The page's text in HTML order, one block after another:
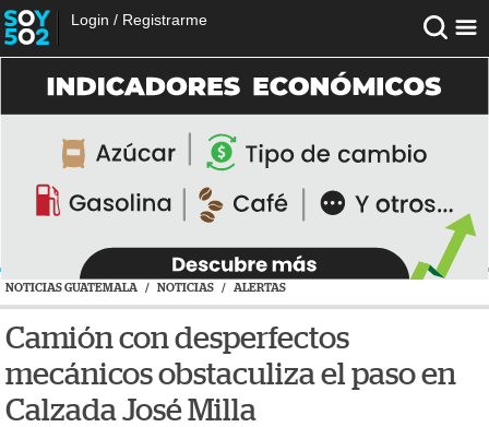
Login / Registrarme
NOTICIAS GUATEMALA / NOTICIAS / ALERTAS
Camión con desperfectos
mecánicos obstaculiza el paso en
Calzada José Milla